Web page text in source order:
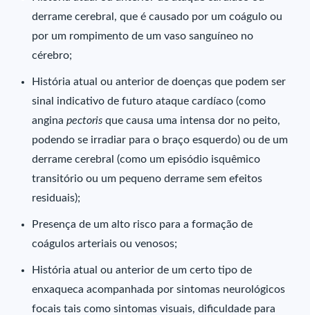
derrame cerebral, que é causado por um coágulo ou
por um rompimento de um vaso sanguíneo no
cérebro;
História atual ou anterior de doenças que podem ser
sinal indicativo de futuro ataque cardíaco (como
anginapectoris que causa uma intensa dor no peito,
podendo se irradiar para o braço esquerdo) ou de um
derrame cerebral (como um episódio isquêmico
transitório ou um pequeno derrame sem efeitos
residuais);
Presença de um alto risco para a formação de
coágulos arteriais ou venosos;
História atual ou anterior de um certo tipo de
enxaqueca acompanhada por sintomas neurológicos
focais tais como sintomas visuais, dificuldade para